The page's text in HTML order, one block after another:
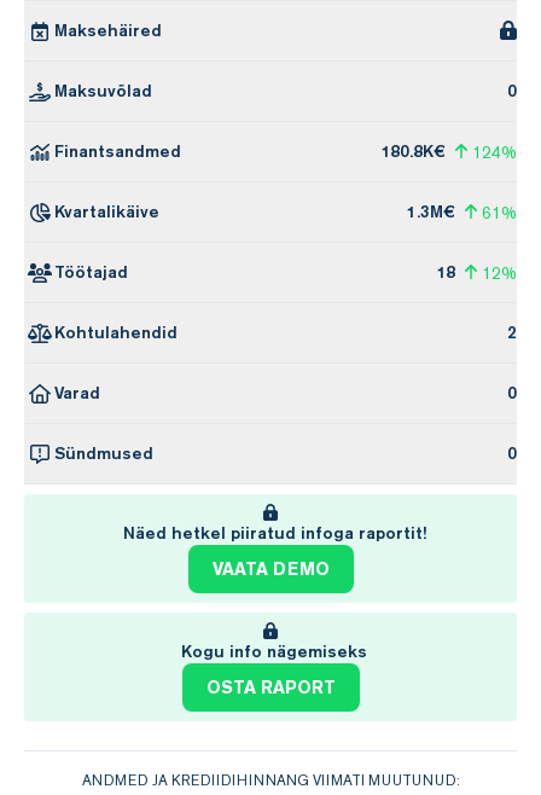
Maksehäired
Maksuvõlad 0
Finantsandmed 180.8K€ 124%
Kvartalikäive 1.3M€ 61%
Töötajad 18 12%
Kohtulahendid 2
Varad 0
Sündmused 0
Näed hetkel piiratud infoga raportit!
VAATA DEMO
Kogu info nägemiseks
OSTA RAPORT
ANDMED JA KREDIIDIHINNANG VIIMATI MUUTUNUD: